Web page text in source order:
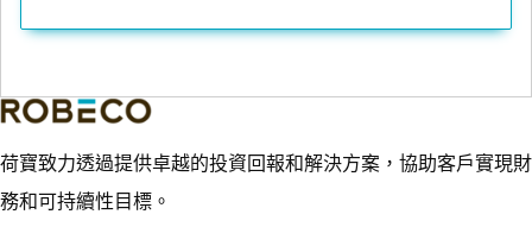
荷寶致力透過提供卓越的投資回報和解決方案，協助客戶實現財
務和可持續性目標。